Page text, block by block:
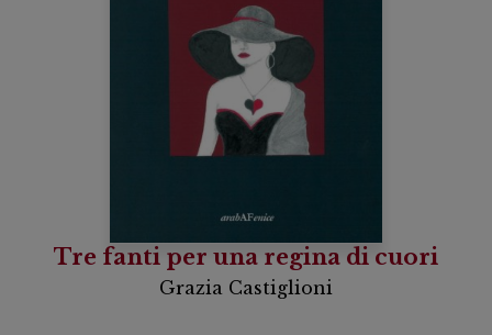
Tre fanti per una regina di cuori
Grazia Castiglioni